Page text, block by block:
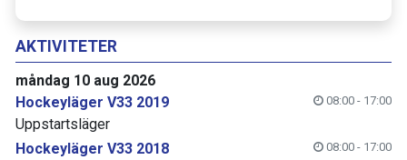
AKTIVITETER
måndag 10 aug 2026
Hockeyläger V33 2019
08:00 - 17:00
Uppstartsläger
Hockeyläger V33 2018
08:00 - 17:00